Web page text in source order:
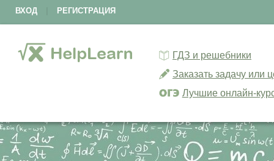
ВХОД РЕГИСТРАЦИЯ
ГДЗ и решебники
Заказать задачу или
Лучшие онлайн-